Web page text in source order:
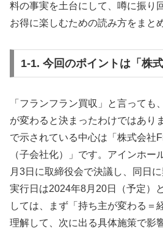
料の事実を土台にして、噂に振り
お得に楽しむための読み方をまと
1-1. 今回のポイントは「株
「フランフラン買収」と言っても
が変わると決まったわけではあり
で示されている中心は「株式会社
（子会社化）」です。アインホー
月3日に取締役会で決議し、同日
実行日は2024年8月20日（予定）
しては、まず「持ち主が変わる＝
理解して、次に出る具体施策で影